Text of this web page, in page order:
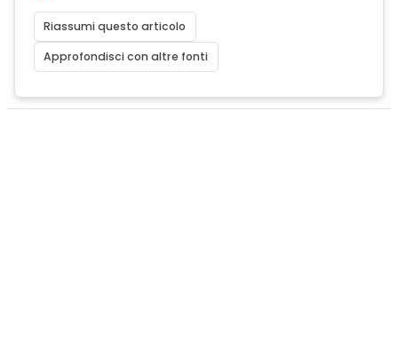
Riassumi questo articolo
Approfondisci con altre fonti